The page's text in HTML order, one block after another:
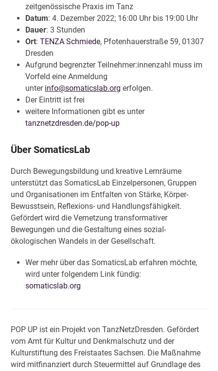
zeitgenössische Praxis im Tanz
Datum: 4. Dezember 2022; 16:00 Uhr bis 19:00 Uhr
Dauer: 3 Stunden
Ort:TENZA Schmiede, Pfotenhauerstraße 59, 01307
Dresden
Aufgrund begrenzter Teilnehmer:innenzahl muss im
Vorfeld eine Anmeldung
unter info@somaticslab.org erfolgen.
Der Eintritt ist frei
weitere Informationen gibt es unter
tanznetzdresden.de/pop-up
Über SomaticsLab
Durch Bewegungsbildung und kreative Lernräume
unterstützt das SomaticsLab Einzelpersonen, Gruppen
und Organisationen im Entfalten von Stärke, Körper-
Bewusstsein, Reflexions- und Handlungsfähigkeit.
Gefördert wird die Vernetzung transformativer
Bewegungen und die Gestaltung eines sozial-
ökologischen Wandels in der Gesellschaft.
Wer mehr über das SomaticsLab erfahren möchte,
wird unter folgendem Link fündig:
somaticslab.org
POP UP ist ein Projekt von TanzNetzDresden. Gefördert
vom Amt für Kultur und Denkmalschutz und der
Kulturstiftung des Freistaates Sachsen. Die Maßnahme
wird mitfinanziert durch Steuermittel auf Grundlage des